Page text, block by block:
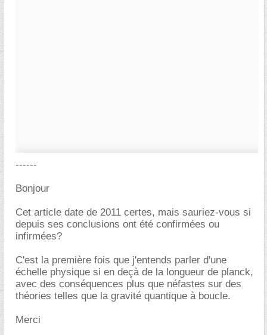
------
Bonjour
Cet article date de 2011 certes, mais sauriez-vous si
depuis ses conclusions ont été confirmées ou
infirmées?
C'est la première fois que j'entends parler d'une
échelle physique si en deçà de la longueur de planck,
avec des conséquences plus que néfastes sur des
théories telles que la gravité quantique à boucle.
Merci